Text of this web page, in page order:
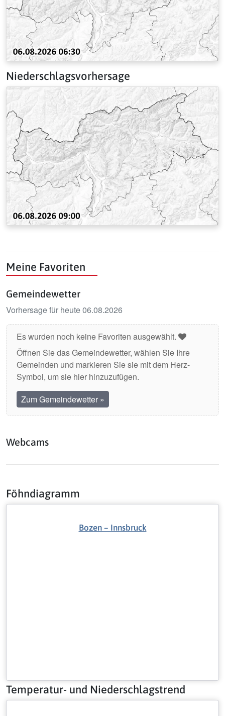
Niederschlagsvorhersage
Meine Favoriten
Gemeindewetter
Vorhersage für heute 06.08.2026
Es wurden noch keine Favoriten ausgewählt.
Öffnen Sie das Gemeindewetter, wählen Sie Ihre
Gemeinden und markieren Sie sie mit dem Herz-
Symbol, um sie hier hinzuzufügen.
Zum Gemeindewetter »
Webcams
Föhndiagramm
Bozen – Innsbruck
Temperatur- und Niederschlagstrend